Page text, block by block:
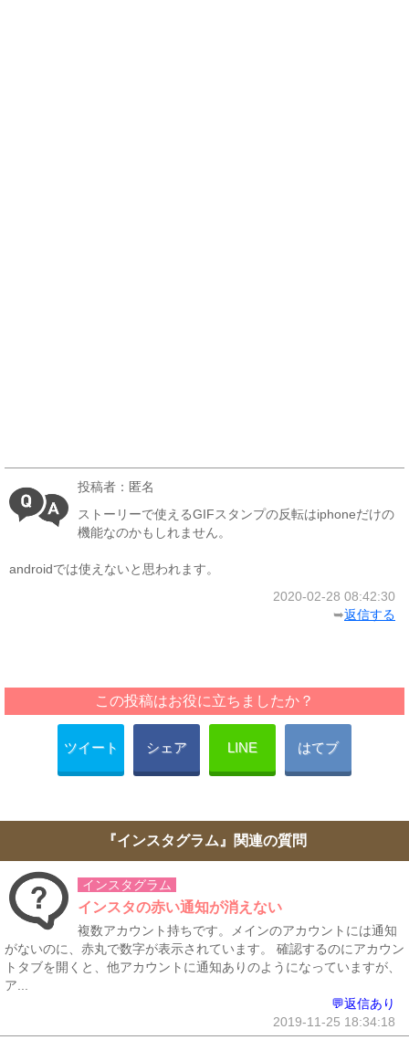
投稿者：匿名
ストーリーで使えるGIFスタンプの反転はiphoneだけの
機能なのかもしれません。
androidでは使えないと思われます。
2020-02-28 08:42:30
➥返信する
この投稿はお役に立ちましたか？
ツイート シェア LINE はてブ
『インスタグラム』関連の質問
インスタグラム
インスタの赤い通知が消えない
複数アカウント持ちです。メインのアカウントには通知
がないのに、赤丸で数字が表示されています。 確認するのにアカウン
トタブを開くと、他アカウントに通知ありのようになっていますが、
ア...
💬返信あり
2019-11-25 18:34:18